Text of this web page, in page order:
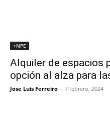
+NPE
Alquiler de espacios
opción al alza para
Jose Luis Ferreiro - 7 febrero, 2024